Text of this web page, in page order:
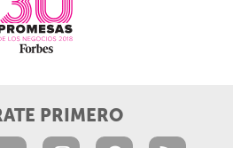
PRIMERO